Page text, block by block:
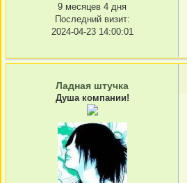
9 месяцев 4 дня
Последний визит:
2024-04-23 14:00:01
Ладная штучка
Душа компании!